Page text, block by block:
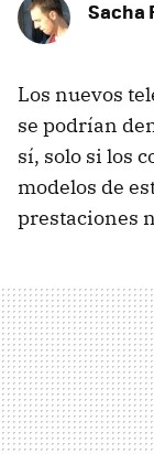
Sacha
Los nuevos
se podrían
sí, solo si los
modelos de
prestaciones